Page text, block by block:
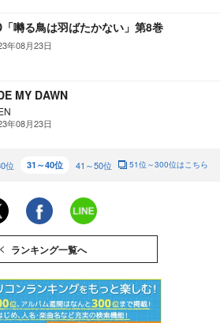
「囀る鳥は羽ばたかない」第8巻
年08月23日
MY DAWN
年08月23日
位 31～40位 41～50位 51位～300位はこちら
ランキング一覧へ